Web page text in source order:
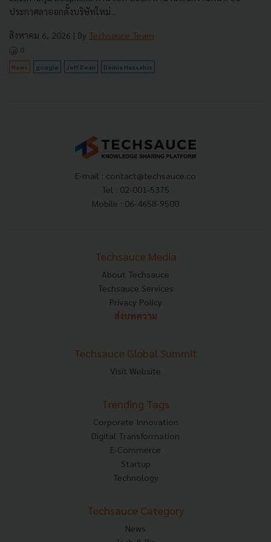
ประกาศลาออกตั้งบริษัทใหม่...
สิงหาคม 6, 2026 | By Techsauce Team
0
News google Jeff Dean Demis Hassabis
E-mail : contact@techsauce.co
Tel : 02-001-5375
Mobile : 06-4658-9500
Techsauce Media
About Techsauce
Techsauce Services
Privacy Policy
ส่งบทความ
Techsauce Global Summit
Visit Website
Trending Tags
Corporate Innovation
Digital Transformation
E-Commerce
Startup
Technology
Techsauce Category
News